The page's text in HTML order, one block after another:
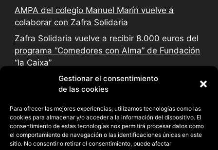
Gestionar el consentimiento
de las cookies
Para ofrecer las mejores experiencias, utilizamos tecnologías como las
cookies para almacenar y/o acceder a la información del dispositivo. El
consentimiento de estas tecnologías nos permitirá procesar datos como
el comportamiento de navegación o las identificaciones únicas en este
sitio. No consentir o retirar el consentimiento, puede afectar
AMPA del colegio Manuel Marín vuelve a
colaborar con Zafra Solidaria
Zafra Solidaria vuelve a recibir 8.000 euros del
programa “Comedores con Alma” de Fundación
“la Caixa”